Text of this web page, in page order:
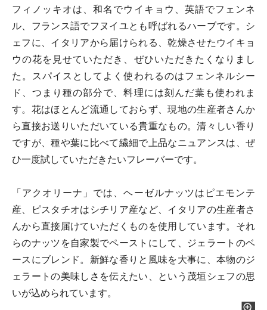
フィノッキオは、和名でウイキョウ、英語でフェンネ
ル、フランス語でフヌイユとも呼ばれるハーブです。シ
ェフに、イタリアから届けられる、乾燥させたウイキョ
ウの花を見せていただき、ぜひいただきたくなりまし
た。スパイスとしてよく使われるのはフェンネルシー
ド、つまり種の部分で、料理には刻んだ葉も使われま
す。花はほとんど流通しておらず、現地の生産者さんか
ら直接お送りいただいている貴重なもの。清々しい香り
ですが、種や葉に比べて繊細で上品なニュアンスは、ぜ
ひ一度試していただきたいフレーバーです。
「アクオリーナ」では、ヘーゼルナッツはピエモンテ
産、ピスタチオはシチリア産など、イタリアの生産者さ
んから直接届けていただくものを使用しています。それ
らのナッツを自家製でペーストにして、ジェラートのベ
ースにブレンド。新鮮な香りと風味を大事に、本物のジ
ェラートの美味しさを伝えたい、という茂垣シェフの思
いが込められています。